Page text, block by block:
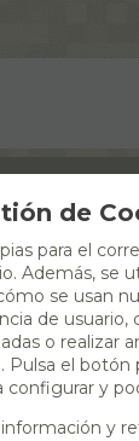
RESERVAR
de
para el
Además, se
se usan
de usuario,
o realizar
Pulsa el botón
configurar y
y